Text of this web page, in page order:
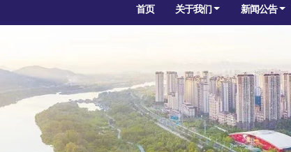
首页 关于我们 新闻公告